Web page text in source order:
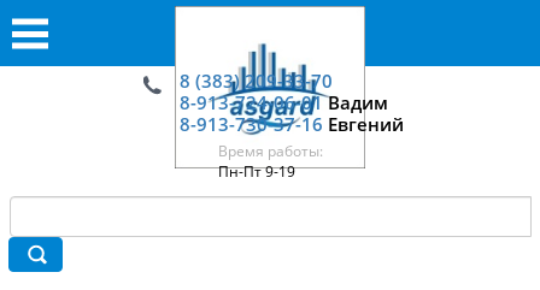
8 (383) 209-33-70
8-913-724-06-01Вадим
8-913-730-37-16 Евгений
Время работы:
Пн-Пт 9-19